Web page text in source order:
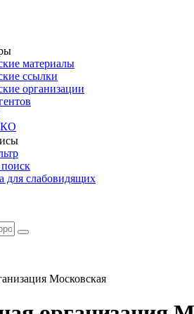
материалы
ссылки
организации
для слабовидящих
Московская